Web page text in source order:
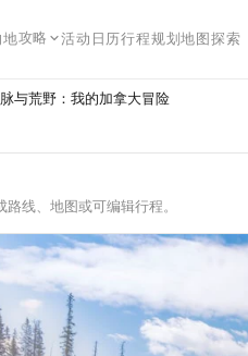
地攻略 活动日历行程规划地图探索
与荒野：我的加拿大冒险
线、地图或可编辑行程。